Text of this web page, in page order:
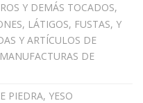
Y DEMÁS TOCADOS,
LÁTIGOS, FUSTAS, Y
Y ARTÍCULOS DE
DE
PIEDRA, YESO